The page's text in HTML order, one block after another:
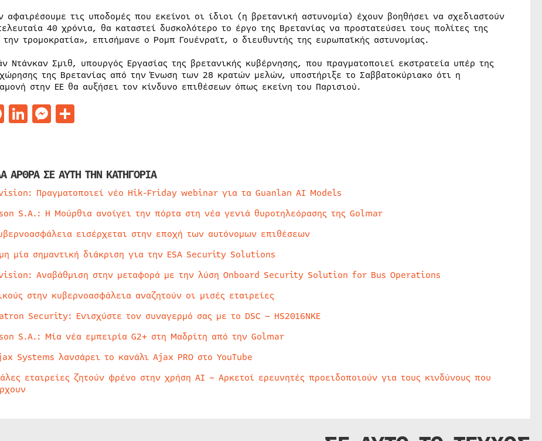
αφαιρέσουμε τις υποδομές που εκείνοι οι ίδιοι (η βρετανική αστυνομία) έχουν βοηθήσει να σχεδιαστούν
40 χρόνια, θα καταστεί δυσκολότερο το έργο της Βρετανίας να προστατεύσει τους πολίτες της
την τρομοκρατία», επισήμανε ο Ρομπ Γουένραϊτ, ο διευθυντής της ευρωπαϊκής αστυνομίας.
Ντάνκαν Σμιθ, υπουργός Εργασίας της βρετανικής κυβέρνησης, που πραγματοποιεί εκστρατεία υπέρ της
της Βρετανίας από την Ένωση των 28 κρατών μελών, υποστήριξε το Σαββατοκύριακο ότι η
στην ΕΕ θα αυξήσει τον κίνδυνο επιθέσεων όπως εκείνη του Παρισιού.
Facebook
LinkedIn
Messenger
Μοιραστείτε
ΑΡΘΡΑ ΣΕ ΑΥΤΗ ΤΗΝ ΚΑΤΗΓΟΡΙΑ
Πραγματοποιεί νέο Hik-Friday webinar για τα Guanlan AI Models
S.A.: Η Μούρθια ανοίγει την πόρτα στη νέα γενιά θυροτηλεόρασης της Golmar
εισέρχεται στην εποχή των αυτόνομων επιθέσεων
μία σημαντική διάκριση για την ESA Security Solutions
Αναβάθμιση στην μεταφορά με την λύση Onboard Security Solution for Bus Operations
στην κυβερνοασφάλεια αναζητούν οι μισές εταιρείες
Security: Ενισχύστε τον συναγερμό σας με το DSC – HS2016NKE
S.A.: Μία νέα εμπειρία G2+ στη Μαδρίτη από την Golmar
Systems λανσάρει το κανάλι Ajax PRO στο YouTube
εταιρείες ζητούν φρένο στην χρήση AI – Αρκετοί ερευνητές προειδοποιούν για τους κινδύνους που